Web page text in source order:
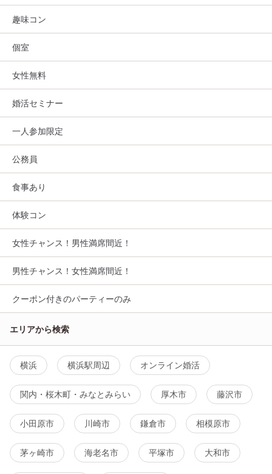
趣味コン
個室
女性無料
婚活セミナー
一人参加限定
公務員
食事あり
体験コン
女性チャンス！男性満席間近！
男性チャンス！女性満席間近！
クーポン付きのパーティーのみ
エリアから検索
横浜 横浜駅周辺 オンライン婚活
関内・桜木町・みなとみらい 厚木市 藤沢市
小田原市 川崎市 鎌倉市 相模原市
茅ヶ崎市 海老名市 平塚市 大和市